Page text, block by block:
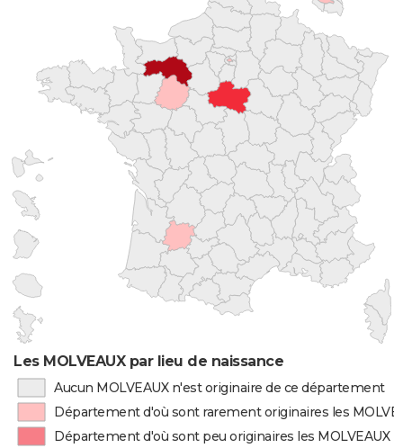
Les MOLVEAUX par lieu de naissance
Aucun MOLVEAUX n'est originaire de ce département
Département d'où sont rarement originaires les
Département d'où sont peu originaires les MOLVEAUX